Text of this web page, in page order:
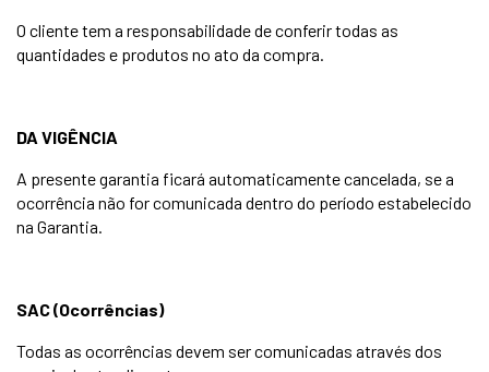
O cliente tem a responsabilidade de conferir todas as
quantidades e produtos no ato da compra.
DA VIGÊNCIA
A presente garantia ficará automaticamente cancelada, se a
ocorrência não for comunicada dentro do período estabelecido
na Garantia.
SAC (Ocorrências)
Todas as ocorrências devem ser comunicadas através dos